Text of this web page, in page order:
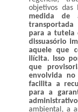
objetivos
medida de
para a tutela
dissuasório
aquele que
ilícita. Isso
que
envolvida
facilita a
para a
ambiental, a